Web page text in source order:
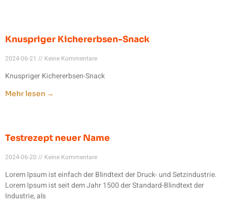
Knuspriger Kichererbsen-Snack
2024-06-21 Keine Kommentare
Knuspriger Kichererbsen-Snack
Mehr lesen →
Testrezept neuer Name
2024-06-20 Keine Kommentare
Lorem Ipsum ist einfach der Blindtext der Druck- und Setzindustrie.
Lorem Ipsum ist seit dem Jahr 1500 der Standard-Blindtext der
Industrie, als